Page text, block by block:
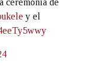
ceremonia de
y el